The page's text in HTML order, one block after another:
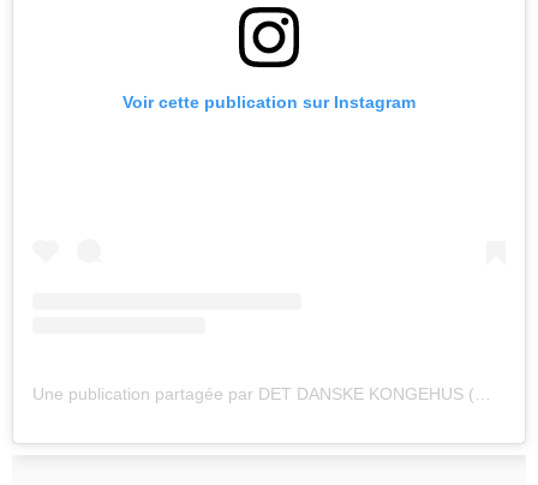
Voir cette publication sur Instagram